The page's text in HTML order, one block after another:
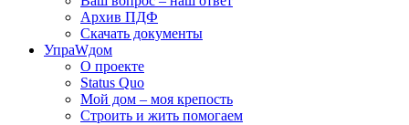
Архив ПДФ
Скачать документы
УпраWдом
О проекте
Status Quo
Мой дом – моя крепость
Строить и жить помогаем